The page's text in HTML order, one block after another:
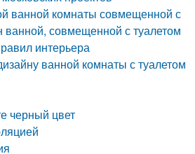
ванной комнаты совмещенной с
ванной, совмещенной с туалетом
интерьера
ванной комнаты с туалетом
черный цвет